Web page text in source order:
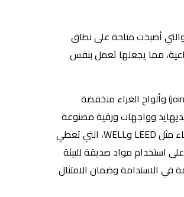
أصبحت متاحة على نطاق
مما يجعلها تعمل بنفس
لتحسين جودة البيئة الداخلية، يزداد اعتماد الصناعة على مركّبات الربط (joint compounds) وألواح الغراء منخفضة
وواجهات ورقية مصنوعة
من مصادر متجددة. هذه التحسينات تستجيب مباشرة لمتطلبات الشهادات الخضراء للبناء مثل LEED وWELL، التي تعطي
استخدام مواد صديقة للبيئة
في الاستدامة وضمان الامتثال